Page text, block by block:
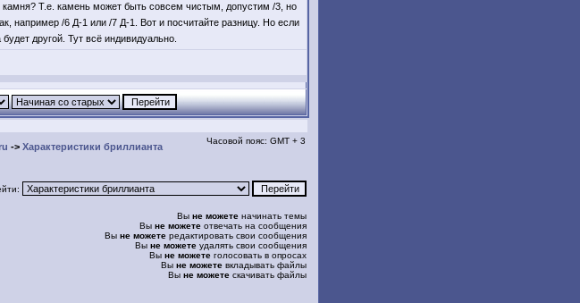
Т.е. камень может быть совсем чистым, допустим /3, но
например /6 Д-1 или /7 Д-1. Вот и посчитайте разницу. Но если
другой. Тут всё индивидуально.
-> Характеристики бриллианта
Часовой пояс: GMT + 3
Вы не можете начинать темы
Вы не можете отвечать на сообщения
Вы не можете редактировать свои сообщения
Вы не можете удалять свои сообщения
Вы не можете голосовать в опросах
Вы не можете вкладывать файлы
Вы не можете скачивать файлы